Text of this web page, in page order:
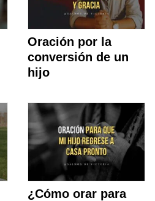
Oración por la
conversión de un
hijo
¿Cómo orar para